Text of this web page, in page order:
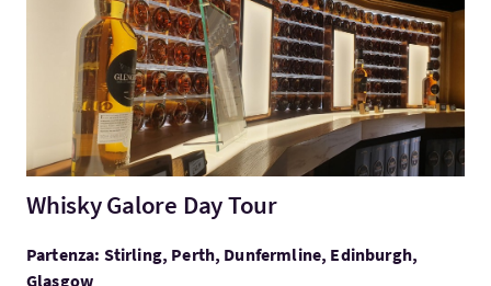
Whisky Galore Day Tour
Partenza: Stirling, Perth, Dunfermline, Edinburgh,
Glasgow